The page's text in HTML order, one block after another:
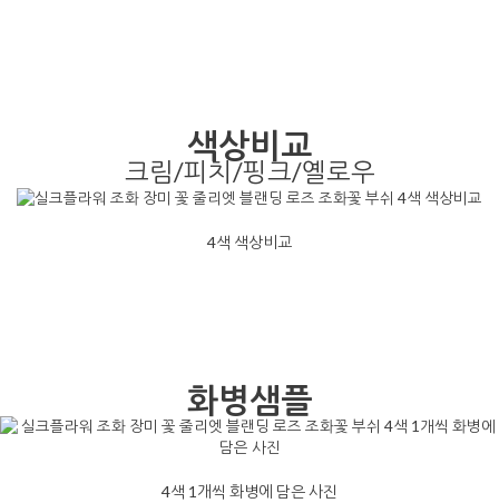
색상비교
크림/피치/핑크/옐로우
4색 색상비교
화병샘플
4색 1개씩 화병에 담은 사진